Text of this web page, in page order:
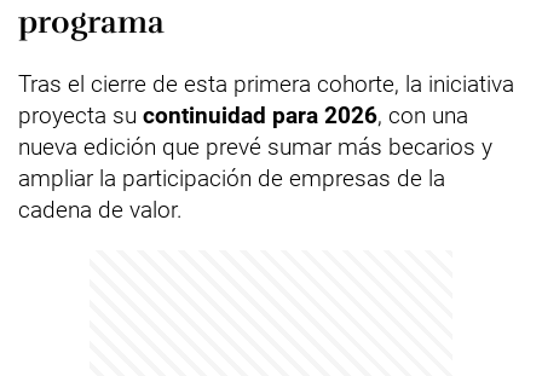
programa
Tras el cierre de esta primera cohorte, la iniciativa
proyecta su continuidad para 2026, con una
nueva edición que prevé sumar más becarios y
ampliar la participación de empresas de la
cadena de valor.